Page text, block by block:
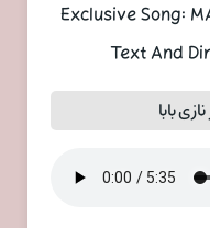
Exclusive Song:
Text And
بابا